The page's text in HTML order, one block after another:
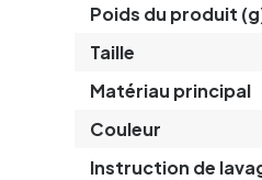
Poids du produit
Taille
Matériau principal
Couleur
Instruction de